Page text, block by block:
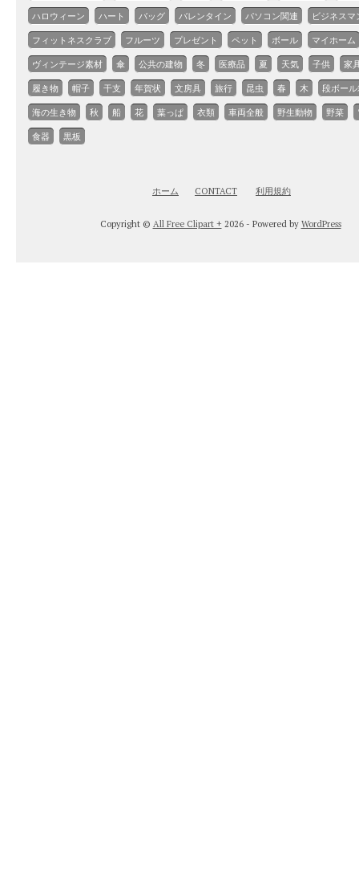
ハロウィーン ハート バッグ バレンタイン パソコン関連 ビジネスマ
フィットネスクラブ フルーツ プレゼント ペット ボール マイホーム
ヴィンテージ素材 傘 公共の建物 冬 医療品 夏 天気 子供 家
履き物 帽子 干支 年賀状 文房具 旅行 昆虫 春 木 段ボー
海の生き物 秋 船 花 葉っぱ 衣類 車両全般 野生動物 野菜
食器 黒板
ホーム CONTACT 利用規約
Copyright © All Free Clipart + 2026 - Powered by WordPress